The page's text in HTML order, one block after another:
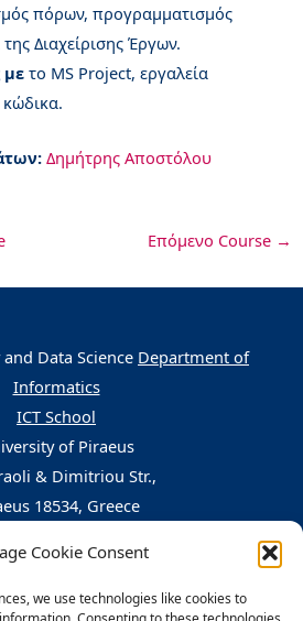
Cookie Consent
we use technologies like cookies to
πόρων, προγραμματισμός
Διαχείρισης Έργων.
μετο MS Project, εργαλεία
κώδικα.
Δημήτρης Αποστόλου
Επόμενο Course →
Data Science Department of
Informatics
ICT School
of Piraeus
& Dimitriou Str.,
18534, Greece
5th floor, office nr. 503
4142105,210-4142263